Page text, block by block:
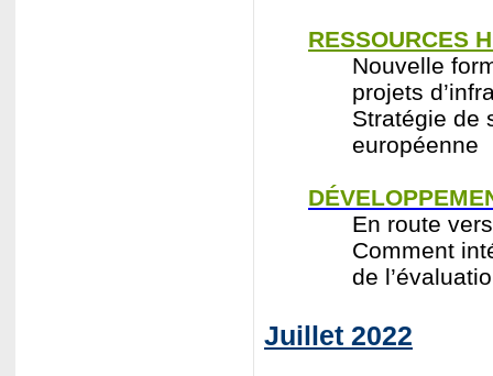
RESSOURCES
Nouvelle
projets
Stratégie de
européenne
En route
Comment
de
Juillet 2022